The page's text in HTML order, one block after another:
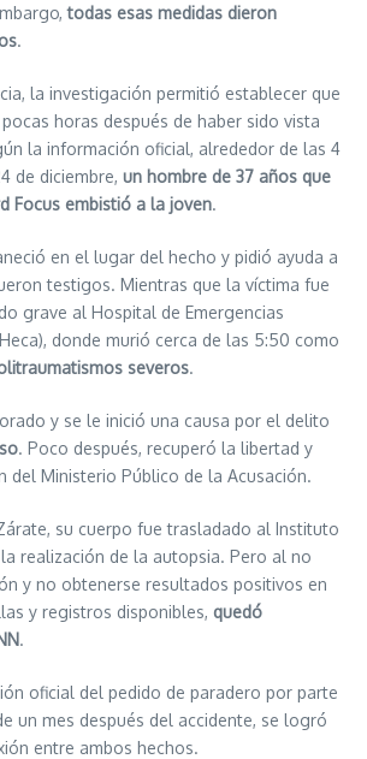
todas esas medidas dieron
.
la investigación permitió establecer que
horas después de haber sido vista
la información oficial, alrededor de las 4
de diciembre, un hombre de 37 años que
Focus embistió a la joven.
en el lugar del hecho y pidió ayuda a
testigos. Mientras que la víctima fue
grave al Hospital de Emergencias
donde murió cerca de las 5:50 como
severos.
y se le inició una causa por el delito
. Poco después, recuperó la libertad y
del Ministerio Público de la Acusación.
su cuerpo fue trasladado al Instituto
realización de la autopsia. Pero al no
y no obtenerse resultados positivos en
y registros disponibles, quedó
.
oficial del pedido de paradero por parte
un mes después del accidente, se logró
entre ambos hechos.